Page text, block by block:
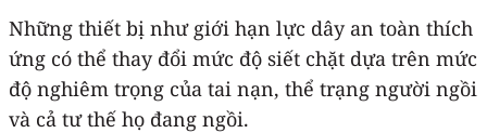
Những thiết bị như giới hạn lực dây an toàn thích
ứng có thể thay đổi mức độ siết chặt dựa trên mức
độ nghiêm trọng của tai nạn, thể trạng người ngồi
và cả tư thế họ đang ngồi.